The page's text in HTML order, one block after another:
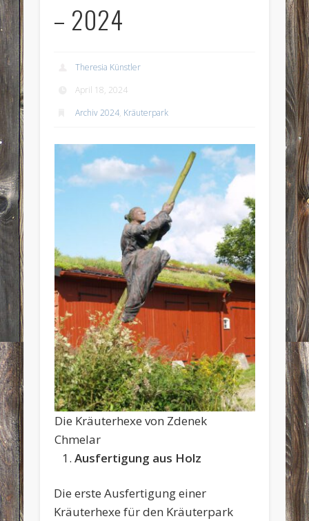
– 2024
Theresia Künstler
April 18, 2024
Archiv 2024, Kräuterpark
Die Kräuterhexe von Zdenek
Chmelar
Ausfertigung aus Holz
Die erste Ausfertigung einer
Kräuterhexe für den Kräuterpark